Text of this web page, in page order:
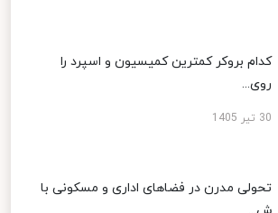
کدام بروکر کمترین کمیسیون و اسپرد را
روی...
30 تیر 1405
تحولی مدرن در فضاهای اداری و مسکونی با